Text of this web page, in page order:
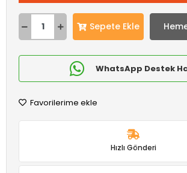
Sepete Ekle
WhatsApp Destek
Favorilerime ekle
Hızlı Gönderi